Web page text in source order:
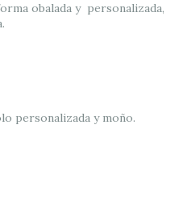
obalada y personalizada,
personalizada y moño.